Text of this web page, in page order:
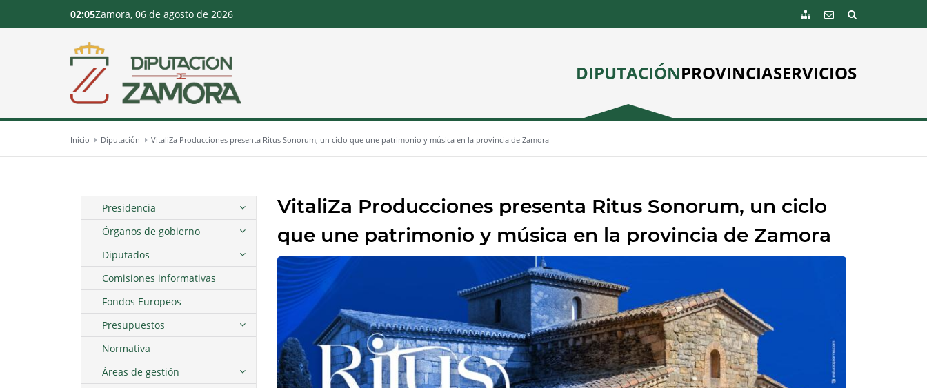
DIPUTACIÓNPROVINCIASERVICIOS
02:05Zamora, 06 de agosto de 2026
Inicio Diputación VitaliZa Producciones presenta Ritus Sonorum, un ciclo que une patrimonio y música en la provincia de Zamora
VitaliZa Producciones presenta Ritus Sonorum, un ciclo
que une patrimonio y música en la provincia de Zamora
Presidencia
Órganos de gobierno
Diputados
Comisiones informativas
Fondos Europeos
Presupuestos
Normativa
Áreas de gestión